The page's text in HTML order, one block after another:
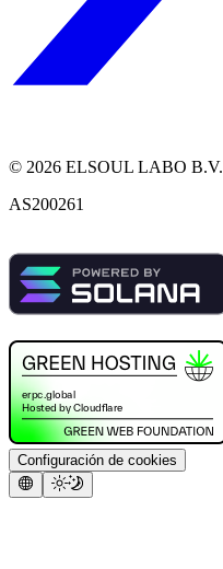
© 2026 ELSOUL LABO B.V.
AS200261
Configuración de cookies